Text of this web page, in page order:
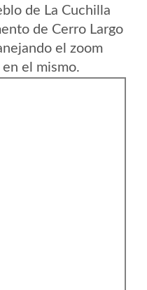
de La Cuchilla
de Cerro Largo
el zoom
el mismo.